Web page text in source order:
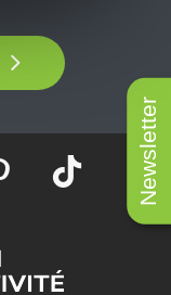
Newsletter